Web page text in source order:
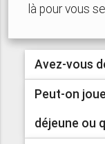
là pour vous
Avez-vous
Peut-on
déjeune ou